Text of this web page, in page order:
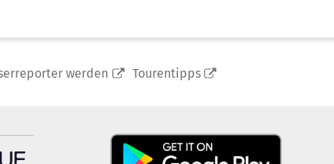
werden Tourentipps